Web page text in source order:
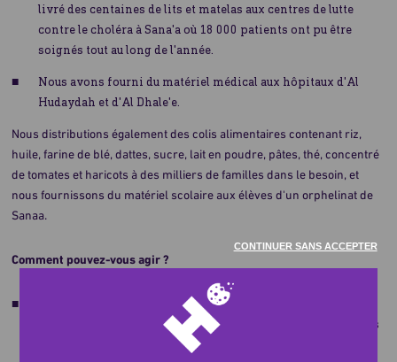
CONTINUER SANS ACCEPTER
livré des centaines de lits et matelas aux centres de lutte
contre le choléra à Sana'a où 18 000 patients ont pu être
soignés tout au long de l'année.
Nous avons fourni du matériel médical aux hôpitaux d'Al
Hudaydah et d'Al Dhale'e.
Nous distributions également des colis alimentaires contenant riz,
huile, farine de blé, dattes, sucre, lait en poudre, pâtes, thé, concentré
de tomates et haricots à des milliers de familles dans le besoin, et
nous fournissons du matériel scolaire aux élèves d'un orphelinat de
Sanaa.
Comment pouvez-vous agir ?
Avec 120€, vous permettez à une personne atteinte de
choléra de recevoir son traitement et d'être soignée dans les